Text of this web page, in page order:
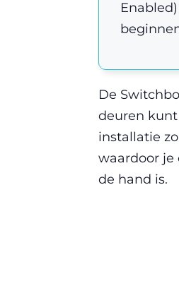
De
deuren kunt
installatie
waardoor je
de hand is.